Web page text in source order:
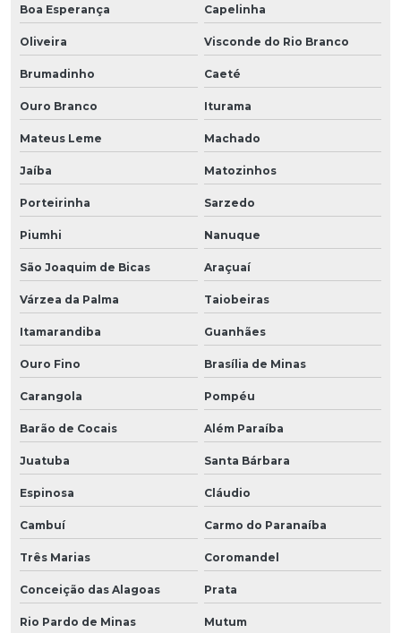
Boa Esperança Capelinha
Oliveira Visconde do Rio Branco
Brumadinho Caeté
Ouro Branco Iturama
Mateus Leme Machado
Jaíba Matozinhos
Porteirinha Sarzedo
Piumhi Nanuque
São Joaquim de Bicas Araçuaí
Várzea da Palma Taiobeiras
Itamarandiba Guanhães
Ouro Fino Brasília de Minas
Carangola Pompéu
Barão de Cocais Além Paraíba
Juatuba Santa Bárbara
Espinosa Cláudio
Cambuí Carmo do Paranaíba
Três Marias Coromandel
Conceição das Alagoas Prata
Rio Pardo de Minas Mutum